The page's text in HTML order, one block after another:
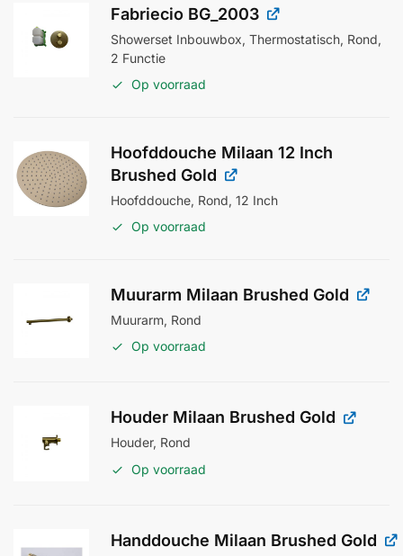
Fabriecio BG_2003
Showerset Inbouwbox, Thermostatisch, Rond,
2 Functie
Op voorraad
Hoofddouche Milaan 12 Inch
Brushed Gold
Hoofddouche, Rond, 12 Inch
Op voorraad
Muurarm Milaan Brushed Gold
Muurarm, Rond
Op voorraad
Houder Milaan Brushed Gold
Houder, Rond
Op voorraad
Handdouche Milaan Brushed Gold